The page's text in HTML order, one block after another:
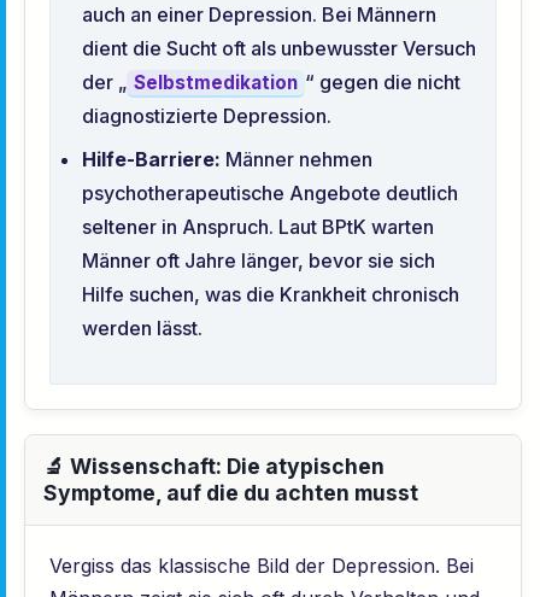
auch an einer Depression. Bei Männern
dient die Sucht oft als unbewusster Versuch
der „ Selbstmedikation “ gegen die nicht
diagnostizierte Depression.
Hilfe-Barriere: Männer nehmen
psychotherapeutische Angebote deutlich
seltener in Anspruch. Laut BPtK warten
Männer oft Jahre länger, bevor sie sich
Hilfe suchen, was die Krankheit chronisch
werden lässt.
🔬 Wissenschaft: Die atypischen
Symptome, auf die du achten musst
Vergiss das klassische Bild der Depression. Bei